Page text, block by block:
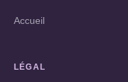
Accueil
LÉGAL